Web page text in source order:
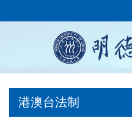
港澳台法制